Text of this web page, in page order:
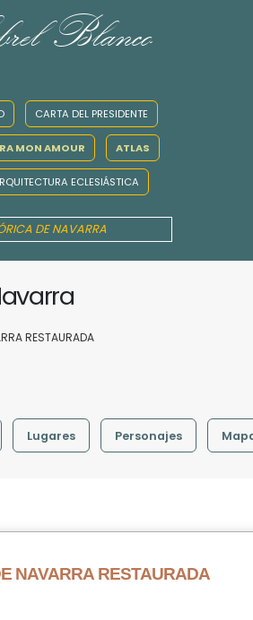
Blanco
CARTA DEL PRESIDENTE
MON AMOUR ATLAS
ECLESIÁSTICA
DE NAVARRA
RESTAURADA
Lugares Personajes
NAVARRA RESTAURADA